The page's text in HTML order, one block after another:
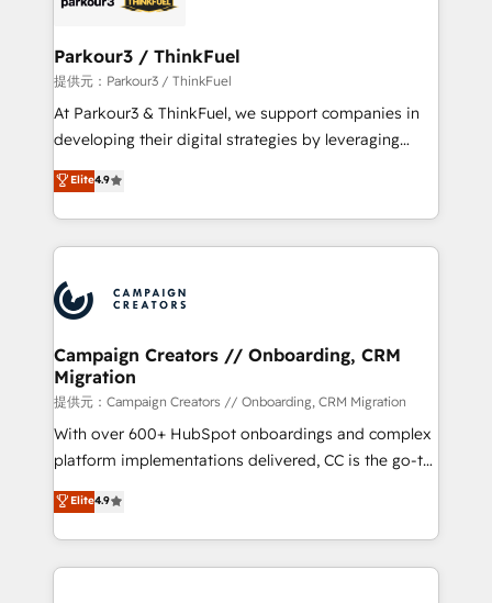
companies scale faster and smarter. 🔹 BOOMS:
Demand generation for all your buyers With BOOMS,
you invest in 100% of your buyers, accelerating your
growth and positioning yourself as an undisputed
transformation process A methodology designed to
implement HubSpot effectively and optimize your
record of business transformation, our growth-first
approach has helped brands dominate their
Parkour3 / ThinkFuel
提供元：Parkour3 / ThinkFuel
At Parkour3 & ThinkFuel, we support companies in
developing their digital strategies by leveraging
technologies and automating their marketing and
sales processes to generate growth. Our offer spans
from Strategy to Operations. We specialize in CRM
onboarding and implementation, web design, sales
extensive experience working with tech companies
and manufacturers since 2002, we are committed to
empowering our clients and developing their
autonomy. Get to grips with HubSpot through
guided implementation and seamless integration of
the CRM platform into your digital ecosystem. Would
you like support in deploying your inbound
to your needs and sales objectives. With 125+
certifications, we are part of the most certified
Elite4.9
Campaign Creators // Onboarding, CRM
Migration
提供元：Campaign Creators // Onboarding, CRM Migration
With over 600+ HubSpot onboardings and complex
platform implementations delivered, CC is the go-to
Elite Solutions Partner for businesses ready to
migrate, replatform, and scale smarter. We specialize
in high-impact CRM and CMS migrations and
onboarding from platforms like Salesforce, NetSuite,
Elite4.9